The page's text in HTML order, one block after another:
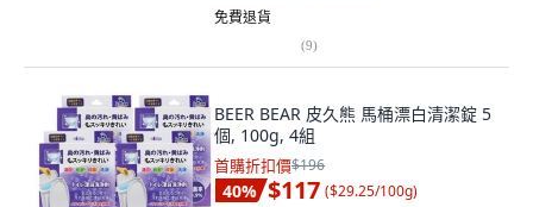
免費退貨
(9)
BEER BEAR 皮久熊 馬桶漂白清潔錠 5
個, 100g, 4組
首購折扣價$196
40% $117 ($29.25/100g)